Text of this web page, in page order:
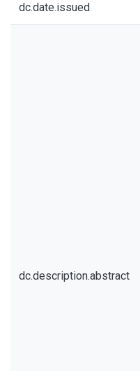
dc.date.issued
dc.description.abstract